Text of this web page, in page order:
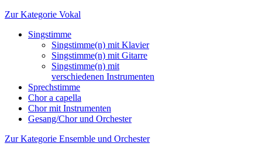
Zur Kategorie Vokal
Singstimme
Singstimme(n) mit Klavier
Singstimme(n) mit Gitarre
Singstimme(n) mit
verschiedenen Instrumenten
Sprechstimme
Chor a capella
Chor mit Instrumenten
Gesang/Chor und Orchester
Zur Kategorie Ensemble und Orchester